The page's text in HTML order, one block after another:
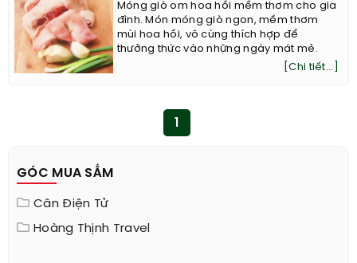
Móng giò om hoa hồi mềm thơm cho gia
đình. Món móng giò ngon, mềm thơm
mùi hoa hồi, vô cùng thích hợp để
thưởng thức vào những ngày mát mẻ.
[Chi tiết...]
GÓC MUA SẮM
Cân Điện Tử
Hoàng Thịnh Travel